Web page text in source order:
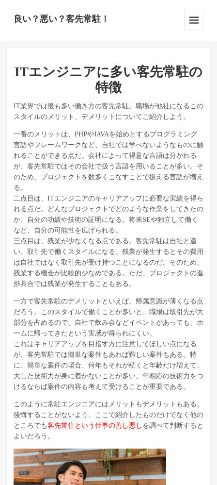
良い？悪い？客先常駐！
ITエンジニアに多い客先常駐の
特徴
IT業界では最も多い働き方の客先常駐。職場が他社になるこの
スタイルのメリット、デメリットについてご紹介しよう。
一番のメリットは、PHPやJAVAを始めとするプログラミング
言語やフレームワークなど、自社では学べないようなものに触
れることができる点だ。会社によって得意な言語は分かれる
が、客先常駐ではその会社で扱う言語を用いることが多い。そ
のため、プロジェクトを数多くこなすことで扱える言語が増え
る。
二点目は、ITエンジニアのキャリアアップに必要な実績を得ら
れる点だ。どんなプロジェクトでどのような作業をしてきたの
か、自分の功績や技術の証明になる。将来SEや独立して働く
など、自分の可能性を広げられる。
三点目は、残業が少なくなる点である。客先常駐は自社と違
い、取引先で働くスタイルになる。残業が発生するとその費用
は自社ではなく取引先が受け持つことになるのだ。そのため、
残業する機会が比較的少なめである。ただ、プロジェクトの進
捗具合では残業が発生することもある。
一方で客先常駐のデメリットといえば、帰属意識が薄くなる点
だろう。このスタイルで働くことが多いと、職場は取引先が大
部分を占めるので、自社で飲み会などイベントがあっても、ホ
ームに帰ってきたという実感が得られにくい。
これはキャリアアップを目指す方に注意してほしい点になる
が、客先常駐では簡単な案件もあれば難しい案件もある。特
に、簡単な案件の場合、何年もそれが続くと年齢だけ増えて、
大した技術力が身に着かないことが多い。年相応の技術力をつ
けるならば案件の内容も考えて受けることが重要である。
このように常駐エンジニアにはメリットもデメリットもある。
後悔することがないよう、ここで紹介したものだけでなく他の
ところでも客先常住という仕事の善し悪し を調べて判断すると
よいだろう。